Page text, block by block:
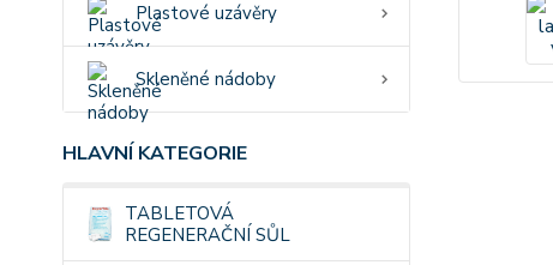
Plastové uzávěry
Skleněné nádoby
HLAVNÍ KATEGORIE
TABLETOVÁ
REGENERAČNÍ SŮL